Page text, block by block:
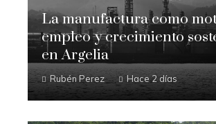
La manufactura como
empleo y crecimiento
en Argelia
Rubén Perez Hace 2 días